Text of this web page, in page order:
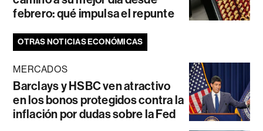
febrero: qué impulsa el repunte
OTRAS NOTICIAS ECONÓMICAS
MERCADOS
Barclays y HSBC ven atractivo
en los bonos protegidos contra la
inflación por dudas sobre la Fed